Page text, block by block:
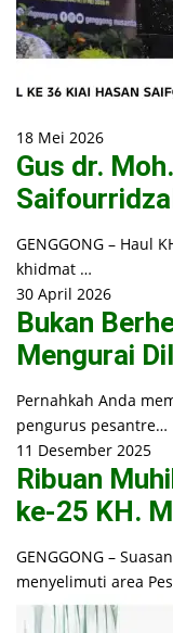
18 Mei 2026
Gus dr.
GENGGONG – Haul
khidmat …
30 April 2026
Bukan
Mengurai
Pernahkah Anda
pengurus pesantre…
11 Desember 2025
Ribuan
ke-25 KH.
GENGGONG –
menyelimuti area